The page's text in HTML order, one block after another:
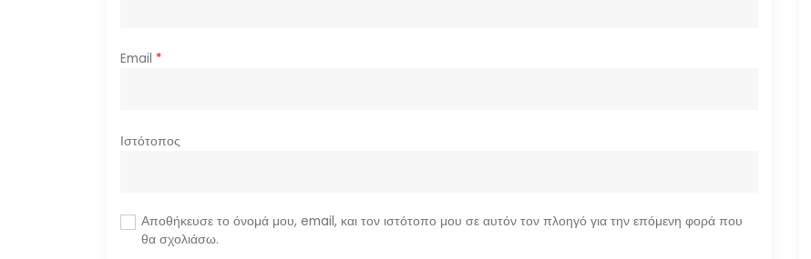
Email *
Ιστότοπος
Αποθήκευσε το όνομά μου, email, και τον ιστότοπο μου σε αυτόν τον πλοηγό για την επόμενη φορά που
θα σχολιάσω.